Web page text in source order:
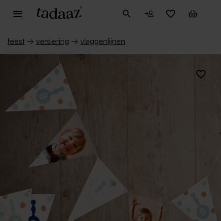
feest → versiering → vlaggenlijnen